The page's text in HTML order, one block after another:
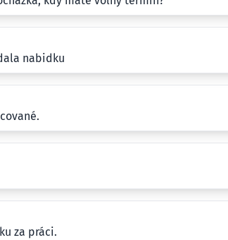
nabidku
za práci.